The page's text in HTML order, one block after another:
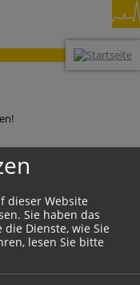
dieser Website
Sie haben das
Dienste, wie Sie
lesen Sie bitte